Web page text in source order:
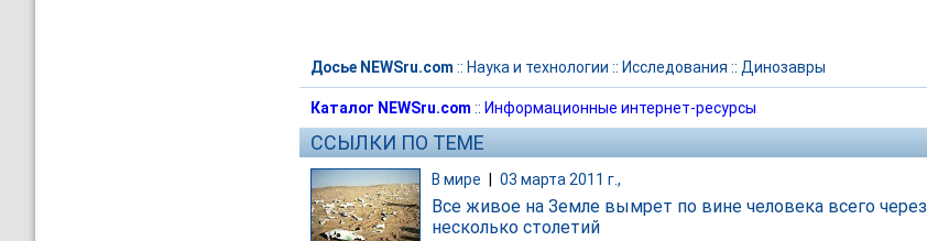
Досье NEWSru.com :: Наука и технологии :: Исследования :: Динозавры
Каталог NEWSru.com :: Информационные интернет-ресурсы
ССЫЛКИ ПО ТЕМЕ
В мире 03 марта 2011 г.,
Все живое на Земле вымрет по вине человека всего через
несколько столетий